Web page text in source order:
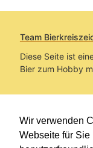
Wir verwenden
Webseite für Sie
Team
Diese Seite ist
Bier zum Hobby
Sie befinden
im Pfad: